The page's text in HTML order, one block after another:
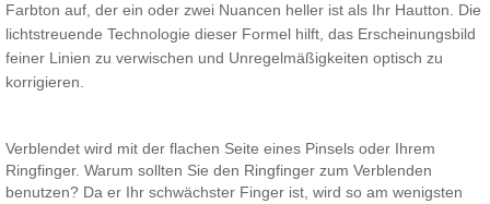
Farbton auf, der ein oder zwei Nuancen heller ist als Ihr Hautton. Die
lichtstreuende Technologie dieser Formel hilft, das Erscheinungsbild
feiner Linien zu verwischen und Unregelmäßigkeiten optisch zu
korrigieren.
Verblendet wird mit der flachen Seite eines Pinsels oder Ihrem
Ringfinger. Warum sollten Sie den Ringfinger zum Verblenden
benutzen? Da er Ihr schwächster Finger ist, wird so am wenigsten